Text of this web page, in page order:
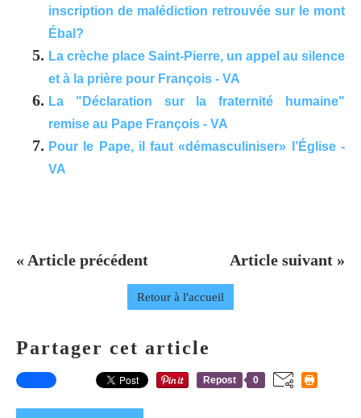
inscription de malédiction retrouvée sur le mont
Ébal?
La crèche place Saint-Pierre, un appel au silence
et à la prière pour François - VA
La "Déclaration sur la fraternité humaine"
remise au Pape François - VA
Pour le Pape, il faut «démasculiniser» l’Église -
VA
« Article précédent Article suivant »
Retour à l'accueil
Partager cet article
Repost 0